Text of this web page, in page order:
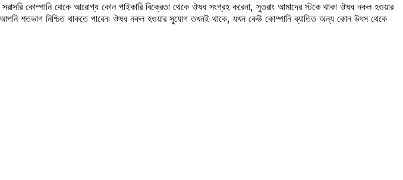
কোম্পানি থেকে আরোগ্য কোন পাইকারি বিক্রেতা থেকে ঔষধ সংগ্রহ করেনা, সুতরাং আমাদের স্টকে থাকা ঔষধ নকল হওয়ার
শতভাগ নিশ্চিত থাকতে পারেন৷ ঔষধ নকল হওয়ার সুযোগ তখনই থাকে, যখন কেউ কোম্পানি ব্যাতিত অন্য কোন উৎস থেকে